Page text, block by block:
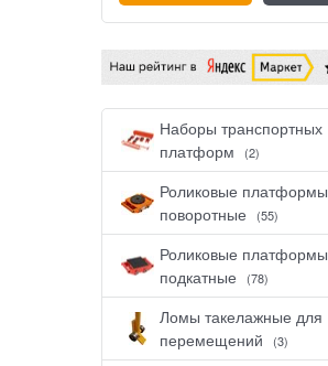
Наборы транспортных
платформ
(2)
Роликовые платформы
поворотные
(55)
Роликовые платформы
подкатные
(78)
Ломы такелажные для
перемещений
(3)